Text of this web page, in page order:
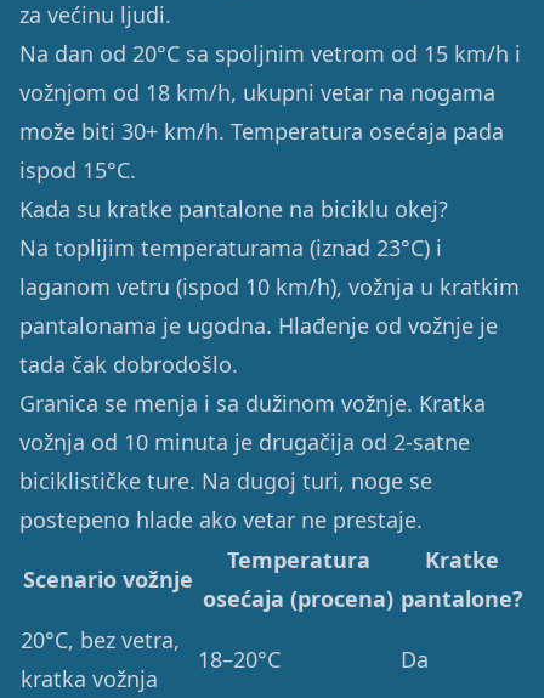
za većinu ljudi.
Na dan od 20°C sa spoljnim vetrom od 15 km/h i
vožnjom od 18 km/h, ukupni vetar na nogama
može biti 30+ km/h. Temperatura osećaja pada
ispod 15°C.
Kada su kratke pantalone na biciklu okej?
Na toplijim temperaturama (iznad 23°C) i
laganom vetru (ispod 10 km/h), vožnja u kratkim
pantalonama je ugodna. Hlađenje od vožnje je
tada čak dobrodošlo.
Granica se menja i sa dužinom vožnje. Kratka
vožnja od 10 minuta je drugačija od 2-satne
biciklističke ture. Na dugoj turi, noge se
postepeno hlade ako vetar ne prestaje.
Scenario vožnje
Temperatura
osećaja (procena)
Kratke
pantalone?
20°C, bez vetra,
kratka vožnja
18–20°C Da